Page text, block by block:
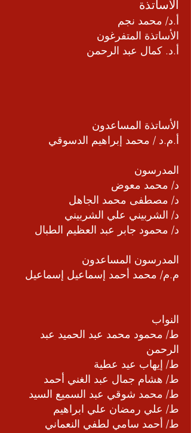
الأساتذة
أ.د/ محمد نجم
الأساتذة المتفرغون
أ.د. كمال عبد الرحمن
الأساتذة المساعدون
أ.م.د / محمد إبراهيم الدسوقي
المدرسون
د/ محمد معوض
د/ مصطفى محمد الجاهل
د/ الشربيني علي الشربيني
د/ محمود جابر عبد العظيم الطبال
المدرسون المساعدون
م.م/ محمد أحمد إسماعيل إسماعيل
النواب
ط/ محمود محمد عبد الحميد عبد
الرحمن
ط/ إيهاب عيد عطية
ط/ هشام جمال عبد الغني أحمد
ط/ محمد شوقي عبد السميع السيد
ط/ علي رمضان علي ابراهيم
ط/ أحمد سامي لطفي النعماني